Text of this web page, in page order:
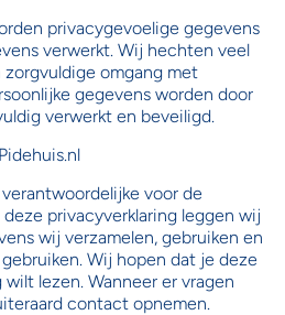
privacygevoelige gegevens
verwerkt. Wij hechten veel
zorgvuldige omgang met
gegevens worden door
verwerkt en beveiligd.
Pidehuis.nl
voor de
privacyverklaring leggen wij
wij verzamelen, gebruiken en
Wij hopen dat je deze
lezen. Wanneer er vragen
contact opnemen.